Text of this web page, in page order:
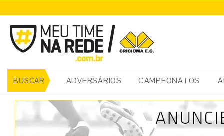
BUSCAR ADVERSÁRIOS CAMPEONATOS